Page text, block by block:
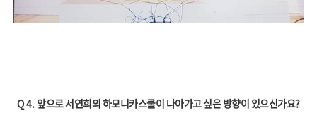
Q 4. 앞으로 서연희의 하모니카스쿨이 나아가고 싶은 방향이 있으신가요?